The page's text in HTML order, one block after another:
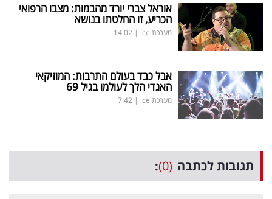
אוראל צברי יורד מהבמות: מצבו הרפואי
הכריע, זו החלטתו בנושא
מערכת ice |
14:02
אבל כבד בעולם התרבות: המוזיקאי
האגדי הלך לעולמו בגיל 69
מערכת ice |
7:42
תגובות לכתבה (0)
: